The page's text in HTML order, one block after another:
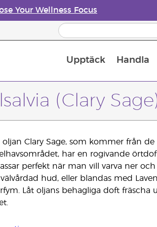
Your Wellness Focus
Upptäck Handla
(Clary
oljan Clary Sage, som kommer från
har en rogivande
perfekt när man vill varva ner
hud, eller blandas med
Låt oljans behagliga doft